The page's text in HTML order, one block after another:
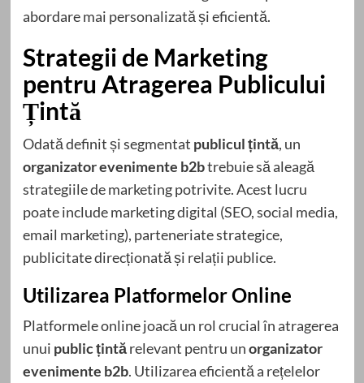
abordare mai personalizată și eficientă.
Strategii de Marketing
pentru Atragerea Publicului
Țintă
Odată definit și segmentat publicul țintă, un
organizator evenimente b2btrebuie să aleagă
strategiile de marketing potrivite. Acest lucru
poate include marketing digital (SEO, social media,
email marketing), parteneriate strategice,
publicitate direcționată și relații publice.
Utilizarea Platformelor Online
Platformele online joacă un rol crucial în atragerea
unui public țintărelevant pentru unorganizator
evenimente b2b. Utilizarea eficientă a rețelelor